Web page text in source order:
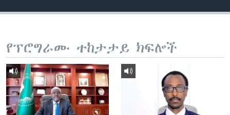
የፕሮግራሙ ተከታታይ ክፍሎች